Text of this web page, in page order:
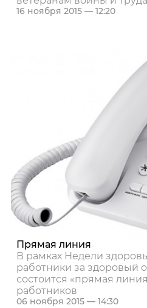
16 ноября 2015 — 12:20
Прямая линия
В рамках Недели
работники за здоровый
состоится «прямая
работников
06 ноября 2015 — 14:30